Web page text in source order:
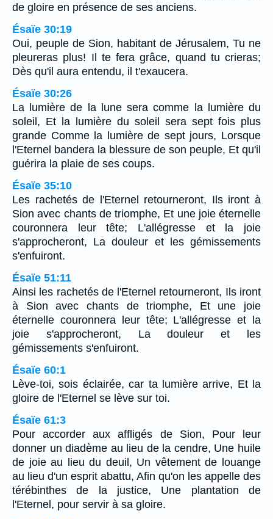
de gloire en présence de ses anciens.
Ésaïe 30:19
Oui, peuple de Sion, habitant de Jérusalem, Tu ne
pleureras plus! Il te fera grâce, quand tu crieras;
Dès qu'il aura entendu, il t'exaucera.
Ésaïe 30:26
La lumière de la lune sera comme la lumière du
soleil, Et la lumière du soleil sera sept fois plus
grande Comme la lumière de sept jours, Lorsque
l'Eternel bandera la blessure de son peuple, Et qu'il
guérira la plaie de ses coups.
Ésaïe 35:10
Les rachetés de l'Eternel retourneront, Ils iront à
Sion avec chants de triomphe, Et une joie éternelle
couronnera leur tête; L'allégresse et la joie
s'approcheront, La douleur et les gémissements
s'enfuiront.
Ésaïe 51:11
Ainsi les rachetés de l'Eternel retourneront, Ils iront
à Sion avec chants de triomphe, Et une joie
éternelle couronnera leur tête; L'allégresse et la
joie s'approcheront, La douleur et les
gémissements s'enfuiront.
Ésaïe 60:1
Lève-toi, sois éclairée, car ta lumière arrive, Et la
gloire de l'Eternel se lève sur toi.
Ésaïe 61:3
Pour accorder aux affligés de Sion, Pour leur
donner un diadème au lieu de la cendre, Une huile
de joie au lieu du deuil, Un vêtement de louange
au lieu d'un esprit abattu, Afin qu'on les appelle des
térébinthes de la justice, Une plantation de
l'Eternel, pour servir à sa gloire.